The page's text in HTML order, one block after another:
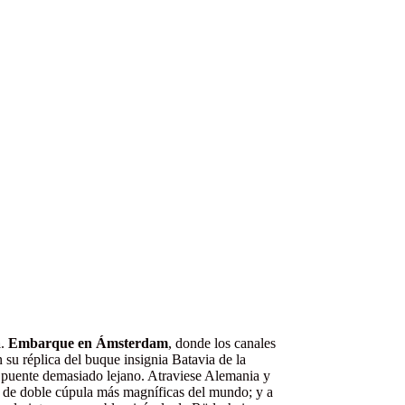
.Embarque en Ámsterdam, donde los canales
su réplica del buque insignia Batavia de la
demasiado lejano. Atraviese Alemania y
doble cúpula más magníficas del mundo; y a